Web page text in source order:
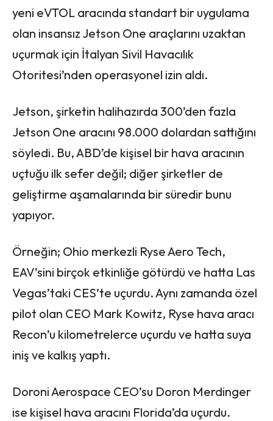
yeni eVTOL aracında standart bir uygulama
olan insansız Jetson One araçlarını uzaktan
uçurmak için İtalyan Sivil Havacılık
Otoritesi’nden operasyonel izin aldı.
Jetson, şirketin halihazırda 300’den fazla
Jetson One aracını 98.000 dolardan sattığını
söyledi. Bu, ABD’de kişisel bir hava aracının
uçtuğu ilk sefer değil; diğer şirketler de
geliştirme aşamalarında bir süredir bunu
yapıyor.
Örneğin; Ohio merkezli Ryse Aero Tech,
EAV’sini birçok etkinliğe götürdü ve hatta Las
Vegas’taki CES’te uçurdu. Aynı zamanda özel
pilot olan CEO Mark Kowitz, Ryse hava aracı
Recon’u kilometrelerce uçurdu ve hatta suya
iniş ve kalkış yaptı.
Doroni Aerospace CEO’su Doron Merdinger
ise kişisel hava aracını Florida’da uçurdu.